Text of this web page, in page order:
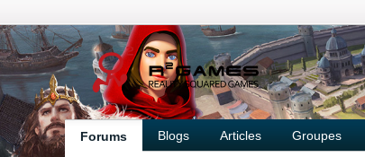
Forums Blogs Articles Groupes